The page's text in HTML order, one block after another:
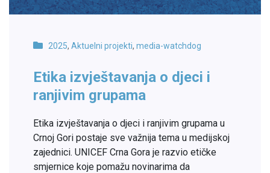
2025, Aktuelni projekti, media-watchdog
Etika izvještavanja o djeci i
ranjivim grupama
Etika izvještavanja o djeci i ranjivim grupama u
Crnoj Gori postaje sve važnija tema u medijskoj
zajednici. UNICEF Crna Gora je razvio etičke
smjernice koje pomažu novinarima da